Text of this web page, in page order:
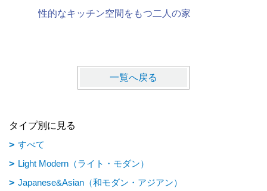
性的なキッチン空間をもつ二人の家
一覧へ戻る
タイプ別に見る
すべて
Light Modern（ライト・モダン）
Japanese&Asian（和モダン・アジアン）